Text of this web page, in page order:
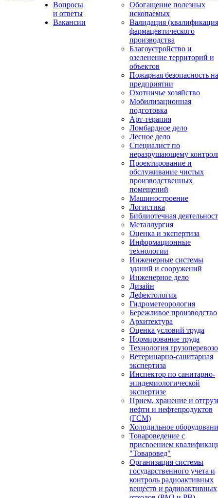
Вопросы
и ответы
Вакансии
Обогащение полезных
ископаемых
Валидация
фармацевтического
производства
Благоустройство и
озеленение территорий и
объектов
Пожарная безопасность на
предприятии
Охотничье хозяйство
Мобилизационная
подготовка
Арт-терапия
Ломбардное дело
Лесное дело
Специалист по
неразрушающему
Проектирование и
обслуживание чистых
производственных
помещений
Машиностроение
Логистика
Библиотечная
Металлургия
Оценка и экспертиза
Информационные
технологии
Инженерные системы
зданий и сооружений
Инженерное дело
Дизайн
Дефектология
Гидрометеорология
Бережливое производство
Архитектура
Оценка условий труда
Нормирование труда
Технология
Ветеринарно-санитарная
экспертиза
Инспектор по санитарно-
эпидемиологической
экспертизе
Прием, хранение и
нефти и нефтепродуктов
(ГСМ)
Холодильное
Товароведение с
присвоением
"Товаровед"
Организация системы
государственного учета и
контроль радиоактивных
веществ и радиоактивных